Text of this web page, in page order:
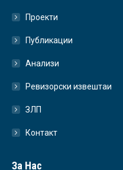
Проекти
Публикации
Анализи
Ревизорски извештаи
ЗЛП
Контакт
За Нас